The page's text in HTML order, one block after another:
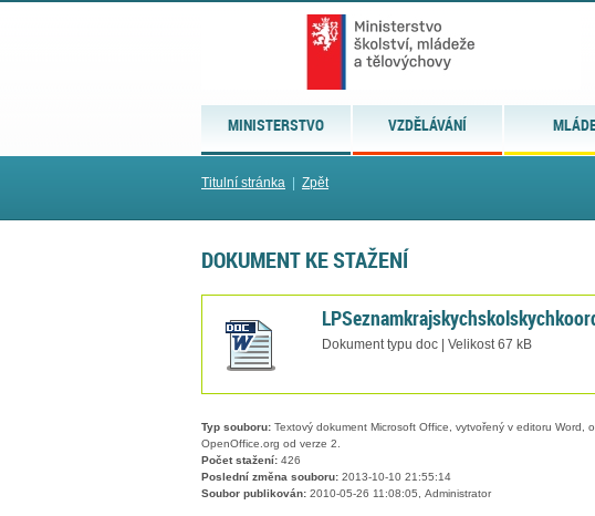
MINISTERSTVO VZDĚLÁVÁNÍ
Titulní stránka Zpět
DOKUMENT KE STAŽENÍ
Dokument typu doc | Velikost 67 kB
Typ souboru: Textový dokument Microsoft Office, vytvořený v editoru Word,
OpenOffice.org od verze 2.
Počet stažení: 426
Poslední změna souboru: 2013-10-10 21:55:14
Soubor publikován: 2010-05-26 11:08:05, Administrator